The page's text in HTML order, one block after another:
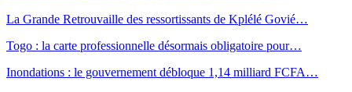
La Grande Retrouvaille des ressortissants de Kplélé Govié…
Togo : la carte professionnelle désormais obligatoire pour…
Inondations : le gouvernement débloque 1,14 milliard FCFA…